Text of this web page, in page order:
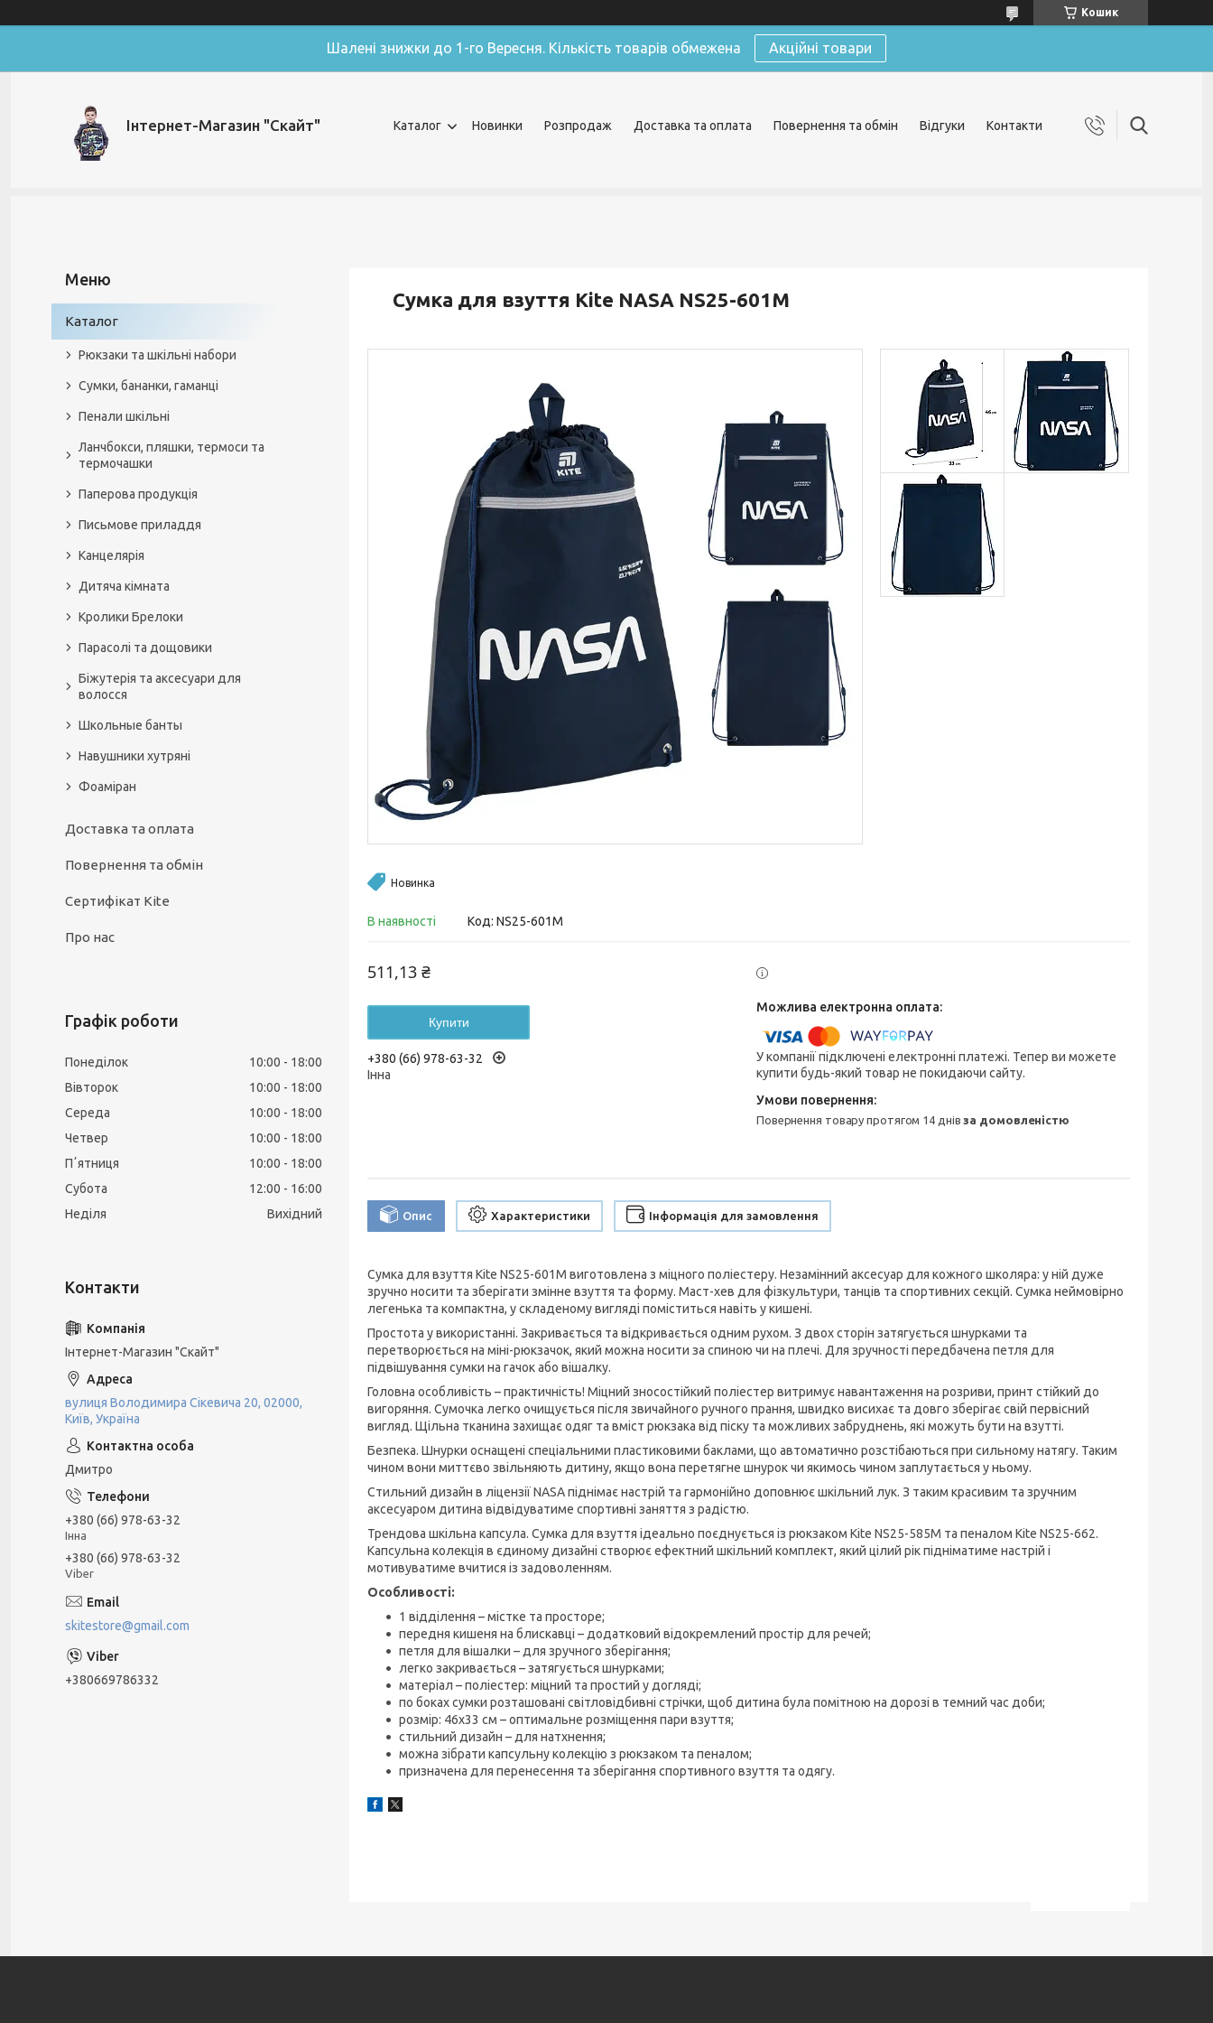
Кошик
Шалені знижки до 1-го Вересня. Кількість товарів обмежена Акційні товари
Інтернет-Магазин "Скайт" Каталог Новинки Розпродаж Доставка та оплата Повернення та обмін Відгуки Контакти
Сумка для взуття Kite NASA NS25-601M
Новинка
В наявності Код: NS25-601M
511,13 ₴
Купити
+380 (66) 978-63-32
Інна
У компанії підключені електронні платежі. Тепер ви можете
купити будь-який товар не покидаючи сайту.
повернення товару протягом 14 днівза домовленістю
Опис Характеристики Інформація для замовлення
Сумка для взуття Kite NS25-601M виготовлена з міцного поліестеру. Незамінний аксесуар для кожного школяра: у ній дуже
зручно носити та зберігати змінне взуття та форму. Маст-хев для фізкультури, танців та спортивних секцій. Сумка неймовірно
легенька та компактна, у складеному вигляді поміститься навіть у кишені.
Простота у використанні. Закривається та відкривається одним рухом. З двох сторін затягується шнурками та
перетворюється на міні-рюкзачок, який можна носити за спиною чи на плечі. Для зручності передбачена петля для
підвішування сумки на гачок або вішалку.
Головна особливість – практичність! Міцний зносостійкий поліестер витримує навантаження на розриви, принт стійкий до
вигоряння. Сумочка легко очищується після звичайного ручного прання, швидко висихає та довго зберігає свій первісний
вигляд. Щільна тканина захищає одяг та вміст рюкзака від піску та можливих забруднень, які можуть бути на взутті.
Безпека. Шнурки оснащені спеціальними пластиковими баклами, що автоматично розстібаються при сильному натягу. Таким
чином вони миттєво звільняють дитину, якщо вона перетягне шнурок чи якимось чином заплутається у ньому.
Стильний дизайн в ліцензії NASA піднімає настрій та гармонійно доповнює шкільний лук. З таким красивим та зручним
аксесуаром дитина відвідуватиме спортивні заняття з радістю.
Трендова шкільна капсула. Сумка для взуття ідеально поєднується із рюкзаком Kite NS25-585M та пеналом Kite NS25-662.
Капсульна колекція в єдиному дизайні створює ефектний шкільний комплект, який цілий рік підніматиме настрій і
мотивуватиме вчитися із задоволенням.
Особливості:
1 відділення – містке та просторе;
передня кишеня на блискавці – додатковий відокремлений простір для речей;
петля для вішалки – для зручного зберігання;
легко закривається – затягується шнурками;
матеріал – поліестер: міцний та простий у догляді;
по боках сумки розташовані світловідбивні стрічки, щоб дитина була помітною на дорозі в темний час доби;
розмір: 46x33 см – оптимальне розміщення пари взуття;
стильний дизайн – для натхнення;
можна зібрати капсульну колекцію з рюкзаком та пеналом;
призначена для перенесення та зберігання спортивного взуття та одягу.
Каталог
Рюкзаки та шкільні набори
Сумки, бананки, гаманці
Пенали шкільні
Ланчбокси, пляшки, термоси та
термочашки
Паперова продукція
Письмове приладдя
Канцелярія
Дитяча кімната
Кролики Брелоки
Парасолі та дощовики
Біжутерія та аксесуари для
волосся
Школьные банты
Навушники хутряні
Фоаміран
Доставка та оплата
Повернення та обмін
Сертифікат Kite
Про нас
Графік роботи
Понеділок 10:00
18:00
Вівторок
10:00
18:00
Середа
10:00
18:00
Четвер
10:00
18:00
Пʼятниця
10:00
18:00
Субота
12:00
16:00
Неділя
Вихідний
Інтернет-Магазин "Скайт"
вулиця Володимира Сікевича 20, 02000,
Київ, Україна
Дмитро
+380 (66) 978-63-32
Інна
+380 (66) 978-63-32
Viber
skitestore@gmail.com
+380669786332